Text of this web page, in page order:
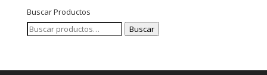
Buscar Productos
Buscar
Buscar